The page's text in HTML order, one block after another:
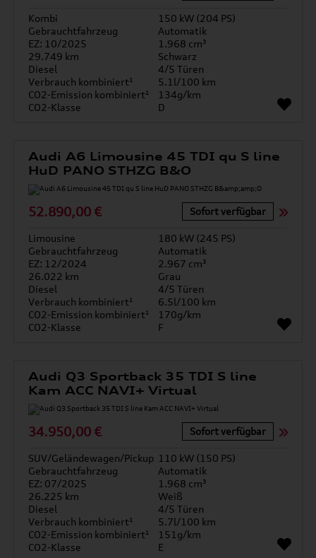
Kombi
150 kW (204 PS)
Gebrauchtfahrzeug
Automatik
EZ: 10/2025
1.968 cm³
29.749 km
Schwarz
Diesel
4/5 Türen
Verbrauch kombiniert¹
5.1l/100 km
CO2-Emission kombiniert¹
134g/km
CO2-Klasse
D
Audi A6 Limousine 45 TDI qu S line
HuD PANO STHZG B&O
52.890,00 € Sofort verfügbar
Limousine
180 kW (245 PS)
Gebrauchtfahrzeug
Automatik
EZ: 12/2024
2.967 cm³
26.022 km
Grau
Diesel
4/5 Türen
Verbrauch kombiniert¹
6.5l/100 km
CO2-Emission kombiniert¹
170g/km
CO2-Klasse
F
Audi Q3 Sportback 35 TDI S line
Kam ACC NAVI+ Virtual
34.950,00 € Sofort verfügbar
SUV/Geländewagen/Pickup 110 kW (150 PS)
Gebrauchtfahrzeug
Automatik
EZ: 07/2025
1.968 cm³
26.225 km
Weiß
Diesel
4/5 Türen
Verbrauch kombiniert¹
5.7l/100 km
CO2-Emission kombiniert¹
151g/km
CO2-Klasse
E